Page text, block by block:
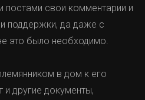
постами свои комментарии и
поддержки, да даже с
это было необходимо.
в дом к его
и другие документы,